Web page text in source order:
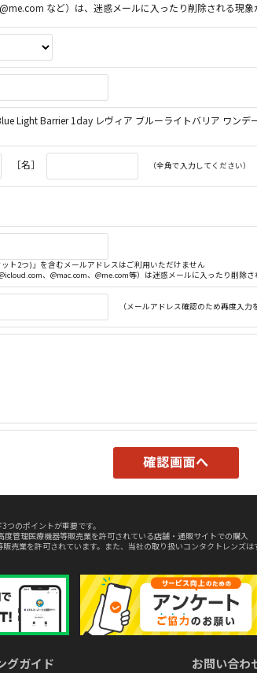
など）は、迷惑メールに入ったり削除される現象
Light Barrier 1day レヴィア ブルーライトバリア ワンデ
［名］ （全角で入力してください）
ト2つ)」を含むメールアドレスはご利用いただけません
、@mac.com、@me.com等）は迷惑メールに入ったり削除
（メールアドレス確認のため再度入力
のポイントが重要です。
理医療機器等販売業を許可されている店舗・通販サイトでの購
売業を許可されています。また、当社の取り扱いコンタクトレンズ
グガイド お問い合わ